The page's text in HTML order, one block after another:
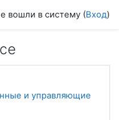
вошли в систему (Вход)
и управляющие